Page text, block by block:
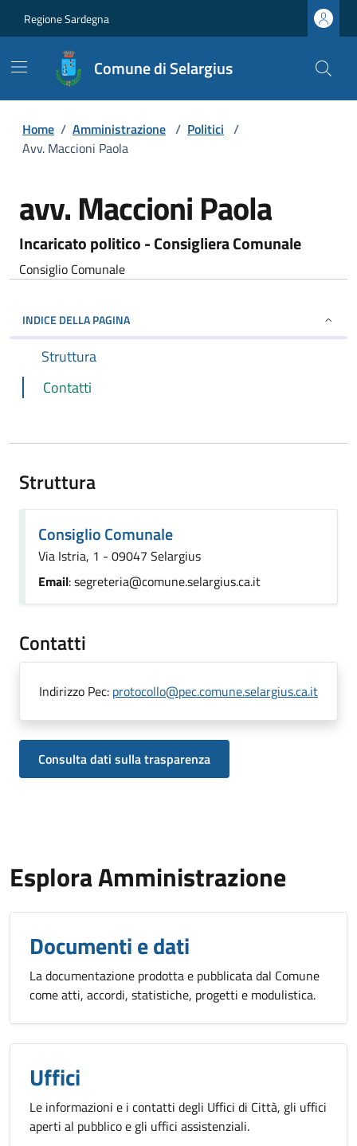
Regione Sardegna
Comune di Selargius
Home / Amministrazione / Politici /
Avv. Maccioni Paola
avv. Maccioni Paola
Incaricato politico - Consigliera Comunale
Consiglio Comunale
INDICE DELLA PAGINA
Struttura
Contatti
Struttura
Consiglio Comunale
Via Istria, 1 - 09047 Selargius
Email: segreteria@comune.selargius.ca.it
Contatti
Indirizzo Pec: protocollo@pec.comune.selargius.ca.it
Consulta dati sulla trasparenza
Esplora Amministrazione
Documenti e dati
La documentazione prodotta e pubblicata dal Comune
come atti, accordi, statistiche, progetti e modulistica.
Uffici
Le informazioni e i contatti degli Uffici di Città, gli uffici
aperti al pubblico e gli uffici assistenziali.